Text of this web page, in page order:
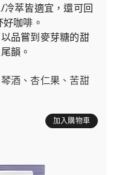
萃皆適宜，還可回
咖啡。
品嘗到麥芽糖的甜
韻。
酒、杏仁果、苦甜
加入購物車